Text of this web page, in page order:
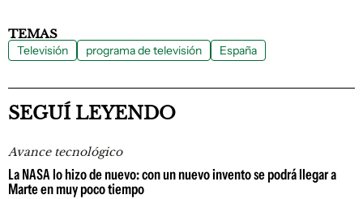
TEMAS
Televisión programa de televisión España
SEGUÍ LEYENDO
Avance tecnológico
La NASA lo hizo de nuevo: con un nuevo invento se podrá llegar a
Marte en muy poco tiempo